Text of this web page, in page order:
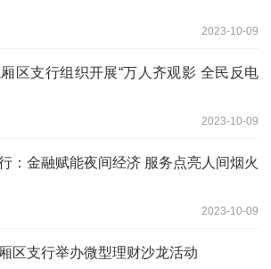
2023-10-09
区支行组织开展“万人齐观影 全民反电
2023-10-09
：金融赋能夜间经济 服务点亮人间烟火
2023-10-09
区支行举办微型理财沙龙活动